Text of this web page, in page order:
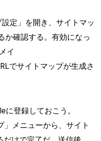
設定」を開き、サイトマッ
か確認する。有効になっ
イ
でサイトマップが生成さ
に登録しておこう。
」メニューから、サイト